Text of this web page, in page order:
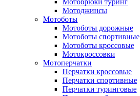
Мотоджинсы
Мотоботы
Мотоботы дорожные
Мотоботы спортивные
Мотоботы кроссовые
Мотокроссовки
Мотоперчатки
Перчатки кроссовые
Перчатки спортивные
Перчатки туринговые